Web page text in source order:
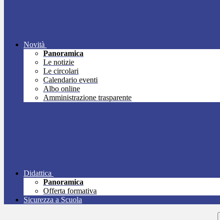
Novità
Panoramica
Le notizie
Le circolari
Calendario eventi
Albo online
Amministrazione trasparente
Didattica
Panoramica
Offerta formativa
Sicurezza a Scuola